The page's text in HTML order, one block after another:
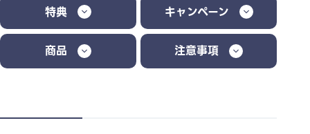
特典 キャンペーン
商品 注意事項